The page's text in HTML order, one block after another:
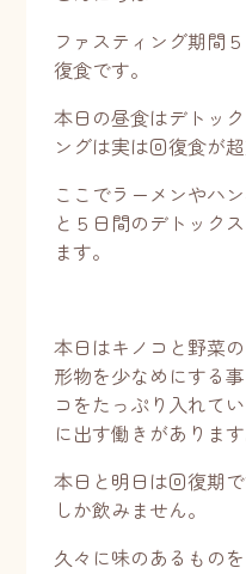
ファスティング期間
復食です。
本日の昼食はデトッ
ングは実は回復食が
ここでラーメンやハ
と５日間のデトック
ます。
本日はキノコと野菜
形物を少なめにする
コをたっぷり入れて
に出す働きがあります
本日と明日は回復期
しか飲みません。
久々に味のあるもの